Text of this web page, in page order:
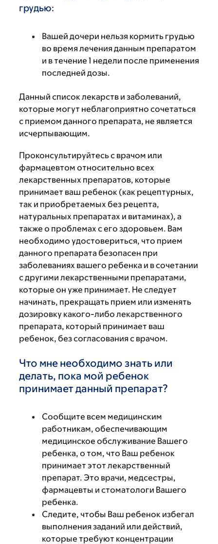
грудью:
Вашей дочери нельзя кормить грудью
во время лечения данным препаратом
и в течение 1 недели после применения
последней дозы.
Данный список лекарств и заболеваний,
которые могут неблагоприятно сочетаться
с приемом данного препарата, не является
исчерпывающим.
Проконсультируйтесь с врачом или
фармацевтом относительно всех
лекарственных препаратов, которые
принимает ваш ребенок (как рецептурных,
так и приобретаемых без рецепта,
натуральных препаратах и витаминах), а
также о проблемах с его здоровьем. Вам
необходимо удостовериться, что прием
данного препарата безопасен при
заболеваниях вашего ребенка и в сочетании
с другими лекарственными препаратами,
которые он уже принимает. Не следует
начинать, прекращать прием или изменять
дозировку какого-либо лекарственного
препарата, который принимает ваш
ребенок, без согласования с врачом.
Что мне необходимо знать или
делать, пока мой ребенок
принимает данный препарат?
Сообщите всем медицинским
работникам, обеспечивающим
медицинское обслуживание Вашего
ребенка, о том, что Ваш ребенок
принимает этот лекарственный
препарат. Это врачи, медсестры,
фармацевты и стоматологи Вашего
ребенка.
Следите, чтобы Ваш ребенок избегал
выполнения заданий или действий,
которые требуют концентрации